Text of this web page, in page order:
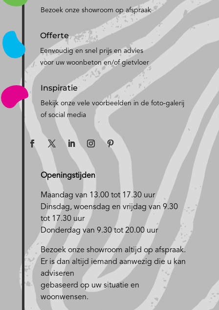
Bezoek onze showroom op afspraak
Offerte
Eenvoudig en snel prijs en advies
voor uw woonbeton en/of gietvloer
Inspiratie
Bekijk onze vele voorbeelden in de foto-galerij
of social media
Openingstijden
Maandag van 13.00 tot 17.30 uur
Dinsdag, woensdag en vrijdag van 9.30
tot 17.30 uur
Donderdag van 9.30 tot 20.00 uur
Bezoek onze showroom altijd op afspraak.
Er is dan altijd iemand aanwezig die u kan
adviseren
gebaseerd op uw situatie en
woonwensen.